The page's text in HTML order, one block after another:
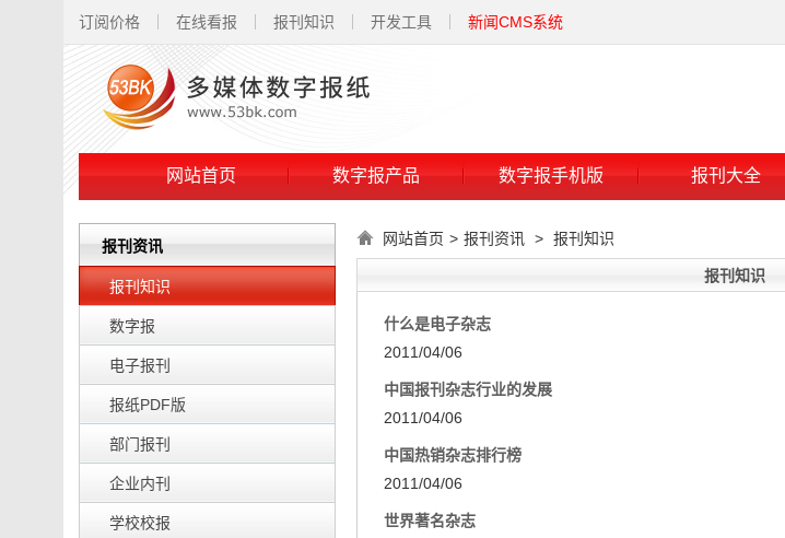
订阅价格 在线看报 报刊知识 开发工具 新闻CMS系统
网站首页 数字报产品 数字报手机版 报刊大全
报刊资讯
报刊知识
数字报
电子报刊
报纸PDF版
部门报刊
企业内刊
学校校报
网站首页 > 报刊资讯 > 报刊知识
报刊知识
什么是电子杂志
2011/04/06
中国报刊杂志行业的发展
2011/04/06
中国热销杂志排行榜
2011/04/06
世界著名杂志